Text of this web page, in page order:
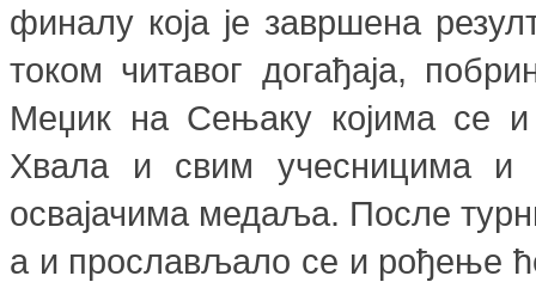
финалу која је завршена
током читавог догађаја,
Меџик на Сењаку којима се
Хвала и свим учесницима и
освајачима медаља. После
а и прослављало се и рођење